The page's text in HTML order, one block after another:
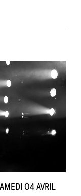
04 AVRIL